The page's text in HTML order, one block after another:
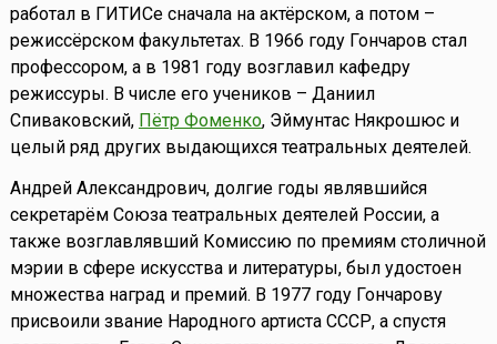
работал в ГИТИСе сначала на актёрском, а потом –
режиссёрском факультетах. В 1966 году Гончаров стал
профессором, а в 1981 году возглавил кафедру
режиссуры. В числе его учеников – Даниил
Спиваковский, Пётр Фоменко, Эймунтас Някрошюс и
целый ряд других выдающихся театральных деятелей.
Андрей Александрович, долгие годы являвшийся
секретарём Союза театральных деятелей России, а
также возглавлявший Комиссию по премиям столичной
мэрии в сфере искусства и литературы, был удостоен
множества наград и премий. В 1977 году Гончарову
присвоили звание Народного артиста СССР, а спустя